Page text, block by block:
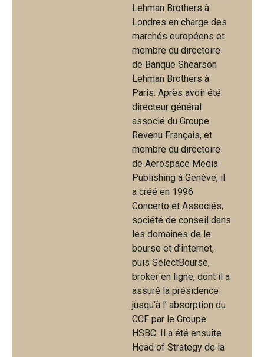
Lehman Brothers à
Londres en charge des
marchés européens et
membre du directoire
de Banque Shearson
Lehman Brothers à
Paris. Après avoir été
directeur général
associé du Groupe
Revenu Français, et
membre du directoire
de Aerospace Media
Publishing à Genève, il
a créé en 1996
Concerto et Associés,
société de conseil dans
les domaines de le
bourse et d’internet,
puis SelectBourse,
broker en ligne, dont il a
assuré la présidence
jusqu’à l’ absorption du
CCF par le Groupe
HSBC. Il a été ensuite
Head of Strategy de la